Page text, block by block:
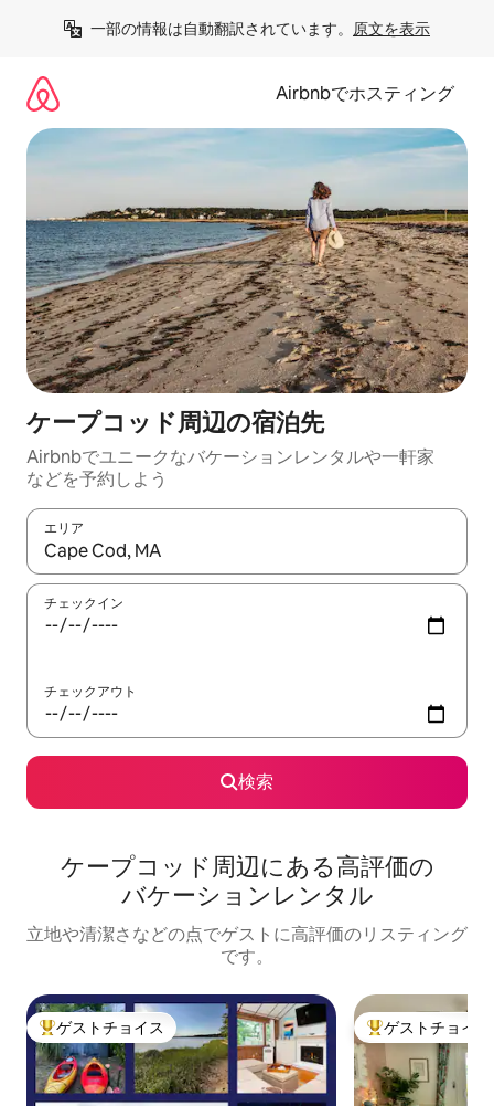
一部の情報は自動翻訳されています。 原文を表示
Airbnbでホスティング
ケープコッド⁠周⁠辺⁠の宿⁠泊⁠先
Airbnbでユニークなバ⁠ケ⁠ー⁠シ⁠ョ⁠ンレ⁠ン⁠タ⁠ルや一⁠軒⁠家
な⁠ど⁠を予⁠約⁠し⁠よ⁠う
エリア
検索結果が表示されたら、上下の矢印キーを使って移動するか
チェックイン
チェックアウト
検索
ケープコッド⁠周⁠辺⁠に⁠あ⁠る高⁠評⁠価⁠の
バ⁠ケ⁠ー⁠シ⁠ョ⁠ン⁠レ⁠ン⁠タ⁠ル
立地や清潔さなどの点でゲストに高評価のリスティング
です。
大好評のゲストチョイスです。
ゲストチョイス 大好評のゲスト
ゲストチョイス